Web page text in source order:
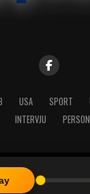
USA SPORT
INTERVJU
AS | Radio
Mail: post@radioh.no